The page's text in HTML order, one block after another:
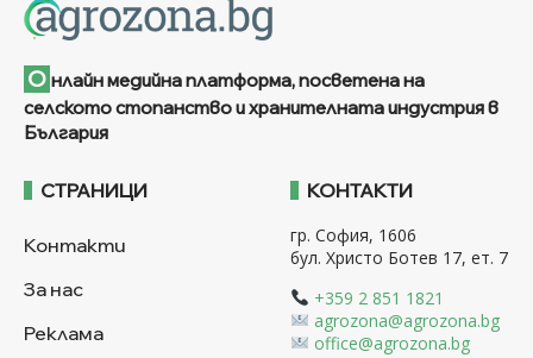
О нлайн медийна платформа, посветена на
селското стопанство и хранителната индустрия в
България
СТРАНИЦИ
Контакти
За нас
Реклама
КОНТАКТИ
гр. София, 1606
бул. Христо Ботев 17, ет. 7
+359 2 851 1821
agrozona@agrozona.bg
office@agrozona.bg